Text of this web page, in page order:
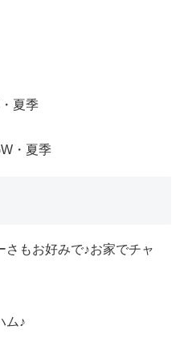
夏季
・夏季
さもお好みで♪お家でチャ
ム♪